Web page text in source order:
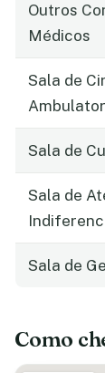
Outros
Médicos
Sala de
Sala de
Sala de
Sala de
Como